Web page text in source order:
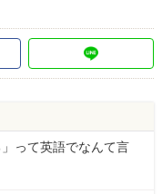
って英語でなんて言